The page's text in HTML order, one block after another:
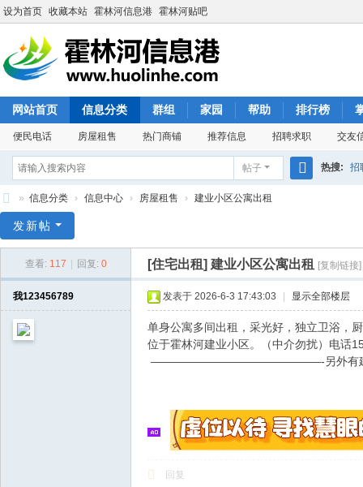
设为首页 收藏本站 霍林河信息港 霍林河贴吧
网站首页 信息分类 群组 家园 帮助 排行榜
便民电话 房屋租售 热门商铺 推荐信息 招聘求职 交友
帖子 热搜: 招
林
» 信息分类 › 信息中心 › 房屋租售 › 建业小区公寓出租
发新帖
查看: 117 回复: 0 [住宅出租] 建业小区公寓出租 [复制链接]
我123456789 发表于 2026-6-3 17:43:03 显示全部楼层
单身公寓多间出租，采光好，独立卫浴，
位于霍林河建业小区。（中介勿扰）电
———————————————-另外有建业小
回复